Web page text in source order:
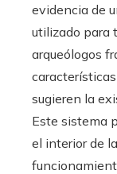
evidencia de
utilizado para
arqueólogos
sugieren la
Este sistema
el interior de